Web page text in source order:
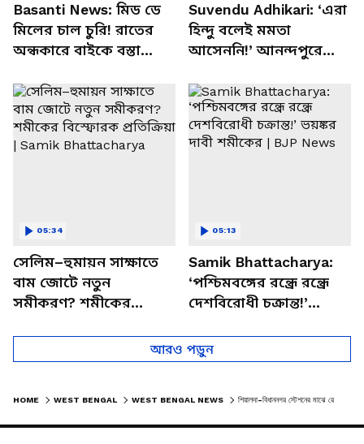
Basanti News: মিড ডে
মিলের চাল চুরি! রাতের
অন্ধকারে বাইকে বস্তা
চত্বরে তাণ্ডব
Suvendu Adhikari: ‘এরা
হিন্দু বলেই মমতা
আসেননি!’ আনন্দপুরে
খোলসা করলেন শুভেন্দু
সেলিম–হুমায়ন সাক্ষাতে
বাম জোটে নতুন
সমীকরণ? শমীকের
Samik Bhattacharya
05:34
Samik Bhattacharya:
‘পশ্চিমবঙ্গের রন্ধ্রে রন্ধ্রে
দেশবিরোধী চক্রান্ত!’
BJP News
05:13
আরও পড়ুন
HOME WEST BENGAL WEST BENGAL NEWS